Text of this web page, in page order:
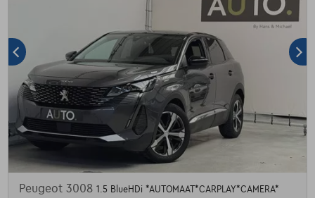
Peugeot 3008 1.5 BlueHDi *AUTOMAAT*CARPLAY*CAMERA*